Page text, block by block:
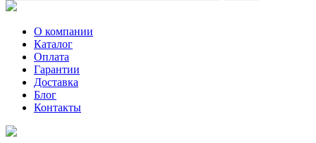
О компании
Каталог
Оплата
Гарантии
Доставка
Блог
Контакты